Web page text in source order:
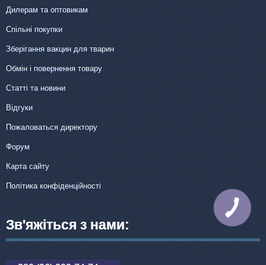
Дилерам та оптовикам
Спільні покупки
Зберігання вакцин для тварин
Обмін і повернення товару
Статті та новини
Відгуки
Пожаловаться директору
Форум
Карта сайту
Політика конфіденційності
Зв'яжіться з нами:
КНОПКА
ЗВ'ЯЗКУ